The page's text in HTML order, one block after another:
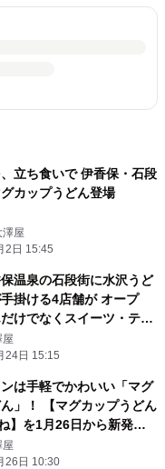
立ち食いで 伊香保・石段
カップうどん登場
屋
2日 15:45
温泉の石段街に水沢うど
掛ける4店舗が オープ
けでなくスイーツ・テイ
も提供
屋
24日 15:15
は手軽でかわいい「マグ
」！ 【マグカップうどん
】を1月26日から新発
チンで簡単に調理可能～
屋
26日 10:30